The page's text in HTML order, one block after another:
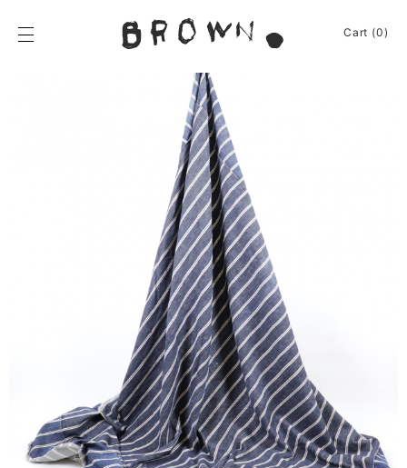
content
BROWN.
Furniture
Chair
Table
Shelf / Cabinet
Other
Homeware
Kitchenware
Baskets
Other
Remake
Bag
Cushion
Cart (0)